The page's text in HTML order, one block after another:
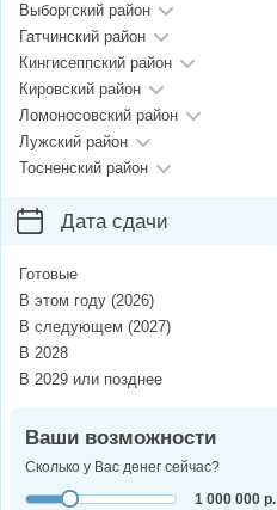
Выборгский район
Гатчинский район
Кингисеппский район
Кировский район
Ломоносовский район
Лужский район
Тосненский район
Дата сдачи
Готовые
В этом году (2026)
В следующем (2027)
В 2028
В 2029 или позднее
Ваши возможности
Сколько у Вас денег сейчас?
1 000 000 р.